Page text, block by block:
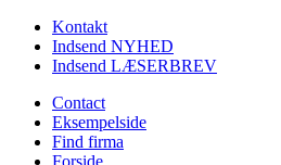
Kontakt
Indsend NYHED
Indsend LÆSERBREV
Contact
Eksempelside
Find firma
Forside